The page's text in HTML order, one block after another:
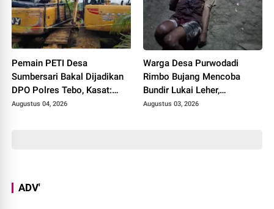
Pemain PETI Desa
Sumbersari Bakal Dijadikan
DPO Polres Tebo, Kasat:
Karena Tak Pernah Penuhi
Augustus 04, 2026
Warga Desa Purwodadi
Rimbo Bujang Mencoba
Bundir Lukai Leher,
Sebelumnya Pernah Potong
Augustus 03, 2026
ADV'